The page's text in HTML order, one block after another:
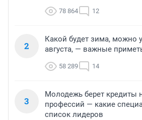
78 864 12
2
Какой будет зима, можно
августа, — важные
58 289 14
3
Молодежь берет кредиты
профессий — какие
список лидеров